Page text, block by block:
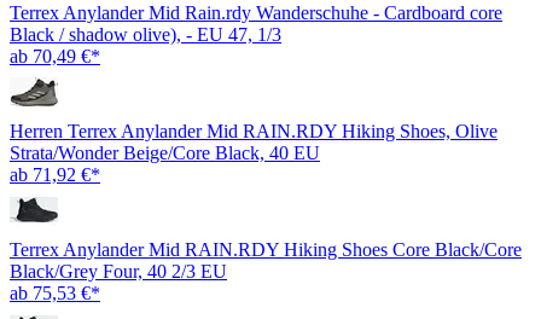
Terrex Anylander Mid Rain.rdy Wanderschuhe - Cardboard core
Black / shadow olive), - EU 47, 1/3
ab 70,49 €*
Herren Terrex Anylander Mid RAIN.RDY Hiking Shoes, Olive
Strata/Wonder Beige/Core Black, 40 EU
ab 71,92 €*
Terrex Anylander Mid RAIN.RDY Hiking Shoes Core Black/Core
Black/Grey Four, 40 2/3 EU
ab 75,53 €*